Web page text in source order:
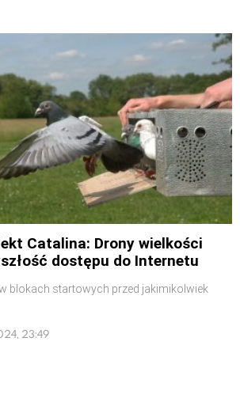
Catalina: Drony wielkości
dostępu do Internetu
blokach startowych przed jakimikolwiek
23:49